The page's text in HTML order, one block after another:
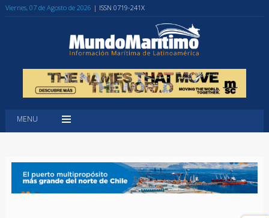
Viernes, 07 de Agosto de 2026 | ISSN 0719-241X
MENU